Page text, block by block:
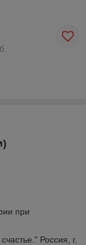
при
Россия, г.